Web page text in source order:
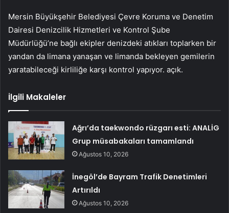
Mersin Büyükşehir Belediyesi Çevre Koruma ve Denetim
Dairesi Denizcilik Hizmetleri ve Kontrol Şube
Müdürlüğü’ne bağlı ekipler denizdeki atıkları toplarken bir
yandan da limana yanaşan ve limanda bekleyen gemilerin
yaratabileceği kirliliğe karşı kontrol yapıyor. açık.
İlgili Makaleler
Ağrı’da taekwondo rüzgarı esti: ANALİG
Grup müsabakaları tamamlandı
Ağustos 10, 2026
İnegöl’de Bayram Trafik Denetimleri
Artırıldı
Ağustos 10, 2026